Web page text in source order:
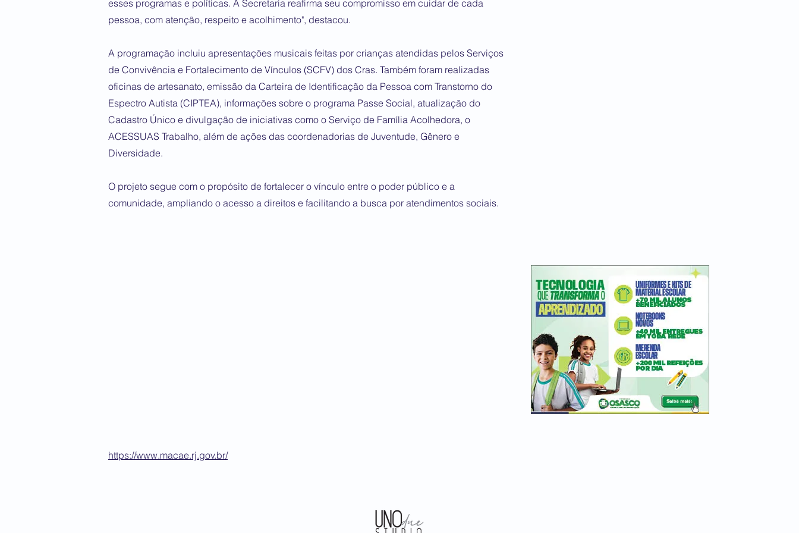
esses programas e políticas. A Secretaria reafirma seu compromisso em cuidar de cada
pessoa, com atenção, respeito e acolhimento", destacou.
A programação incluiu apresentações musicais feitas por crianças atendidas pelos Serviços
de Convivência e Fortalecimento de Vínculos (SCFV) dos Cras. Também foram realizadas
oficinas de artesanato, emissão da Carteira de Identificação da Pessoa com Transtorno do
Espectro Autista (CIPTEA), informações sobre o programa Passe Social, atualização do
Cadastro Único e divulgação de iniciativas como o Serviço de Família Acolhedora, o
ACESSUAS Trabalho, além de ações das coordenadorias de Juventude, Gênero e
Diversidade.
O projeto segue com o propósito de fortalecer o vínculo entre o poder público e a
comunidade, ampliando o acesso a direitos e facilitando a busca por atendimentos sociais.
https://www.macae.rj.gov.br/